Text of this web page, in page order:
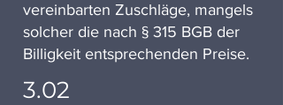
vereinbarten Zuschläge, mangels
solcher die nach § 315 BGB der
Billigkeit entsprechenden Preise.
3.02